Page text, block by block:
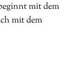
mit dem
mit dem